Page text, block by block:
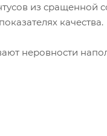
из сращенной
качества.
неровности